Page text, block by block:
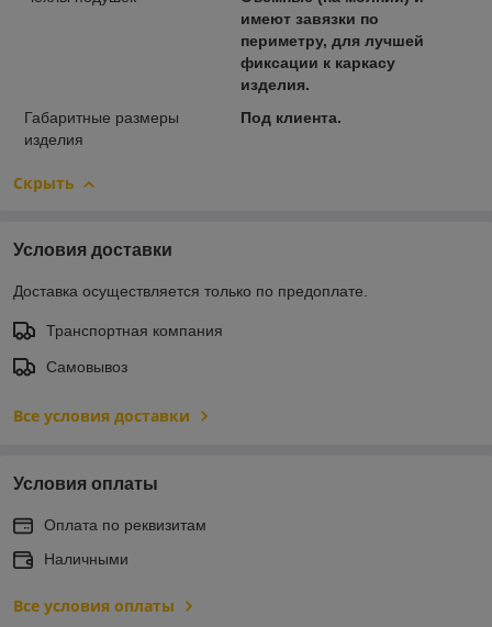
имеют завязки по
периметру, для лучшей
фиксации к каркасу
изделия.
Габаритные размеры
изделия
Под клиента.
Скрыть
Условия доставки
Доставка осуществляется только по предоплате.
Транспортная компания
Самовывоз
Все условия доставки
Условия оплаты
Оплата по реквизитам
Наличными
Все условия оплаты